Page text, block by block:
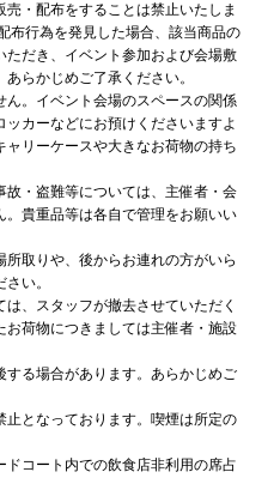
・配布をすることは禁止いたしま
布行為を発見した場合、該当商品の
だき、イベント参加および会場敷
らかじめご了承ください。
。イベント会場のスペースの関係
カーなどにお預けくださいますよ
リーケースや大きなお荷物の持ち
・盗難等については、主催者・会
貴重品等は各自で管理をお願いい
取りや、後からお連れの方がいら
い。
、スタッフが撤去させていただく
荷物につきましては主催者・施設
る場合があります。あらかじめご
となっております。喫煙は所定の
コート内での飲食店非利用の席占